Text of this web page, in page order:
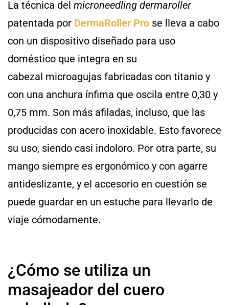
La técnica del microneedling dermaroller
patentada por DermaRoller Pro se lleva a cabo
con un dispositivo diseñado para uso
doméstico que integra en su
cabezal microagujas fabricadas con titanio y
con una anchura ínfima que oscila entre 0,30 y
0,75 mm. Son más afiladas, incluso, que las
producidas con acero inoxidable. Esto favorece
su uso, siendo casi indoloro. Por otra parte, su
mango siempre es ergonómico y con agarre
antideslizante, y el accesorio en cuestión se
puede guardar en un estuche para llevarlo de
viaje cómodamente.
¿Cómo se utiliza un
masajeador del cuero